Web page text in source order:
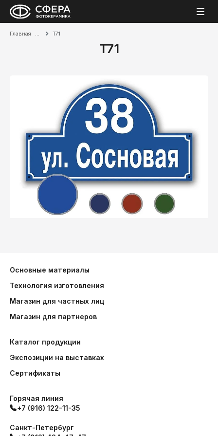
Главная T71
T71
Основные материалы
Технология изготовления
Магазин для частных лиц
Магазин для партнеров
Каталог продукции
Экспозиции на выставках
Сертификаты
Горячая линия
+7 (916) 122-11-35
Санкт-Петербург